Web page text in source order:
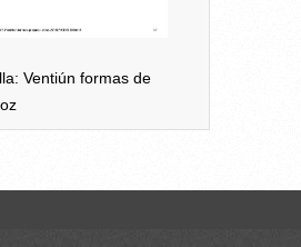
Ventiún formas de